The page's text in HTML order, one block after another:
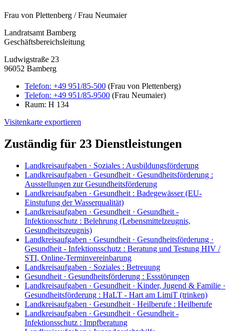
Frau von Plettenberg / Frau Neumaier
Landratsamt Bamberg
Geschäftsbereichsleitung
Ludwigstraße 23
96052 Bamberg
Telefon: +49 951/85-500 (Frau von Plettenberg)
Telefon: +49 951/85-9500 (Frau Neumaier)
Raum: H 134
Visitenkarte exportieren
Zuständig für 23 Dienstleistungen
Landkreisaufgaben · Soziales : Ausbildungsförderung
Landkreisaufgaben · Gesundheit · Gesundheitsförderung :
Ausstellungen zur Gesundheitsförderung
Landkreisaufgaben · Gesundheit : Badegewässer (EU-
Einstufung der Wasserqualität)
Landkreisaufgaben · Gesundheit · Gesundheit -
Infektionsschutz : Belehrung (Lebensmittelzeugnis,
Gesundheitszeugnis)
Landkreisaufgaben · Gesundheit · Gesundheitsförderung ·
Gesundheit - Infektionsschutz : Beratung und Testung HIV /
STI, Online-Terminvereinbarung
Landkreisaufgaben · Soziales : Betreuung
Gesundheit · Gesundheitsförderung : Essstörungen
Landkreisaufgaben · Gesundheit · Kinder, Jugend & Familie ·
Gesundheitsförderung : HaLT - Hart am LimiT (trinken)
Landkreisaufgaben · Gesundheit · Heilberufe : Heilberufe
Landkreisaufgaben · Gesundheit · Gesundheit -
Infektionsschutz : Impfberatung